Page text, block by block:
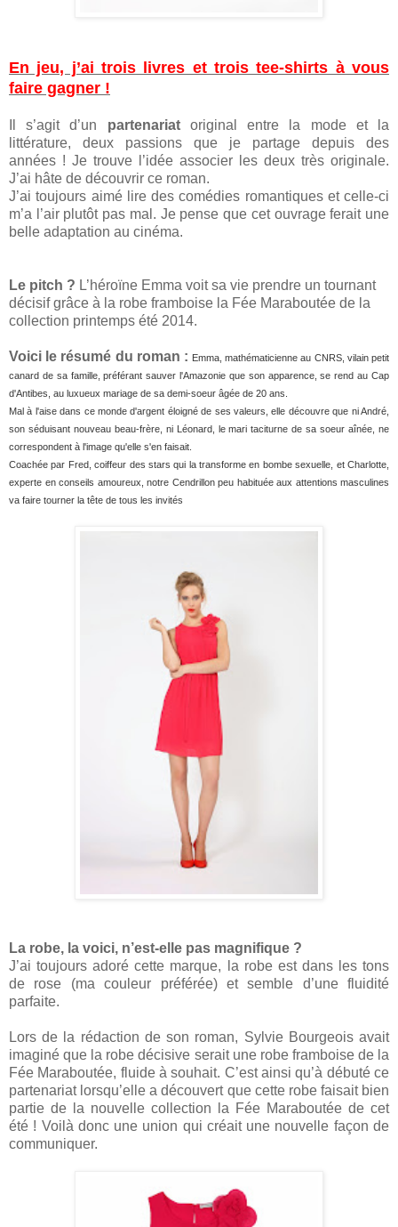
En jeu, j’ai trois livres et trois tee-shirts à vous
faire gagner !
Il s’agit d’un partenariat original entre la mode et la
littérature, deux passions que je partage depuis des
années ! Je trouve l’idée associer les deux très originale.
J’ai hâte de découvrir ce roman.
J’ai toujours aimé lire des comédies romantiques et celle-ci
m’a l’air plutôt pas mal. Je pense que cet ouvrage ferait une
belle adaptation au cinéma.
Le pitch ? L’héroïne Emma voit sa vie prendre un tournant
décisif grâce à la robe framboise la Fée Maraboutée de la
collection printemps été 2014.
Voici le résumé du roman : Emma, mathématicienne au CNRS, vilain petit
canard de sa famille, préférant sauver l'Amazonie que son apparence, se rend au Cap
d'Antibes, au luxueux mariage de sa demi-soeur âgée de 20 ans.
Mal à l'aise dans ce monde d'argent éloigné de ses valeurs, elle découvre que ni André,
son séduisant nouveau beau-frère, ni Léonard, le mari taciturne de sa soeur aînée, ne
correspondent à l'image qu'elle s'en faisait.
Coachée par Fred, coiffeur des stars qui la transforme en bombe sexuelle, et Charlotte,
experte en conseils amoureux, notre Cendrillon peu habituée aux attentions masculines
va faire tourner la tête de tous les invités
La robe, la voici, n’est-elle pas magnifique ?
J’ai toujours adoré cette marque, la robe est dans les tons
de rose (ma couleur préférée) et semble d’une fluidité
parfaite.
Lors de la rédaction de son roman, Sylvie Bourgeois avait
imaginé que la robe décisive serait une robe framboise de la
Fée Maraboutée, fluide à souhait. C’est ainsi qu’à débuté ce
partenariat lorsqu’elle a découvert que cette robe faisait bien
partie de la nouvelle collection la Fée Maraboutée de cet
été ! Voilà donc une union qui créait une nouvelle façon de
communiquer.